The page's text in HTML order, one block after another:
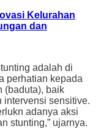
Kelurahan
dan
adalah di
perhatian kepada
(baduta), baik
intervensi sensitive.
adanya aksi
stunting,” ujarnya.